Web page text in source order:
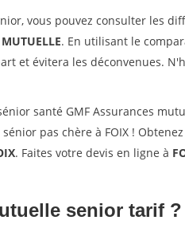
vous pouvez consulter les
. En utilisant le
et évitera les déconvenues.
santé GMF Assurances
pas chère à FOIX !
. Faites votre devis en ligne à
senior tarif ?